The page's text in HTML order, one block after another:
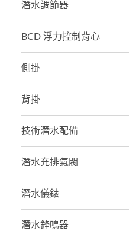
潛水調節器
BCD 浮力控制背心
側掛
背掛
技術潛水配備
潛水充排氣閥
潛水儀錶
潛水鋒鳴器